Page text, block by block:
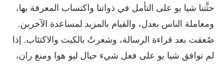
حثَّتنا شيا يو على التأمل في ذواتنا واكتساب المعرفة بها،
ومعاملة الناس بعدل، والقيام بالمزيد لمساعدة الآخرين.
صُعقت بعد قراءة الرسالة، وشعرتُ بالكبت والاكتئاب. إذا
لم توافق شيا يو على فعل شيء حيال ليو هوا ومنغ ران،